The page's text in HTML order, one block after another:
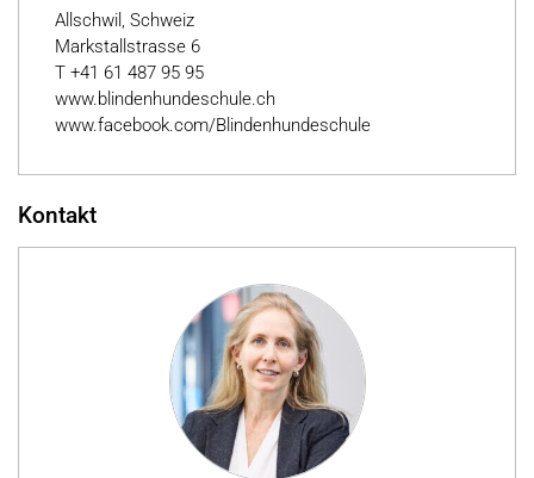
Allschwil, Schweiz
Markstallstrasse 6
T +41 61 487 95 95
www.blindenhundeschule.ch
www.facebook.com/Blindenhundeschule
Kontakt